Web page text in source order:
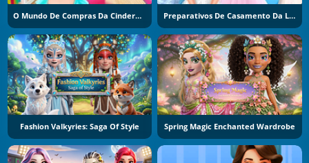
O Mundo De Compras Da Cinderella Preparativos De Casamento Da Loirinha
Fashion Valkyries: Saga Of Style Spring Magic Enchanted Wardrobe